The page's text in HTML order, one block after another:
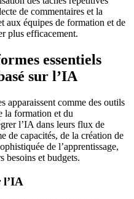
de commentaires et la
aux équipes de formation et de
plus efficacement.
essentiels
sur l’IA
apparaissent comme des outils
la formation et du
l’IA dans leurs flux de
de capacités, de la création de
de l’apprentissage,
besoins et budgets.
l’IA